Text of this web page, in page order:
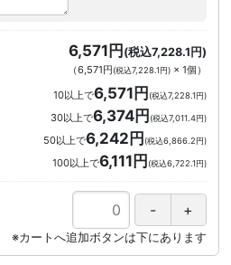
6,571円 (税込7,228.1円)
（6,571円(税込7,228.1円)× 1個 ）
10以上で6,571円(税込7,228.1円)
30以上で6,374円(税込7,011.4円)
50以上で6,242円(税込6,866.2円)
100以上で6,111円(税込6,722.1円)